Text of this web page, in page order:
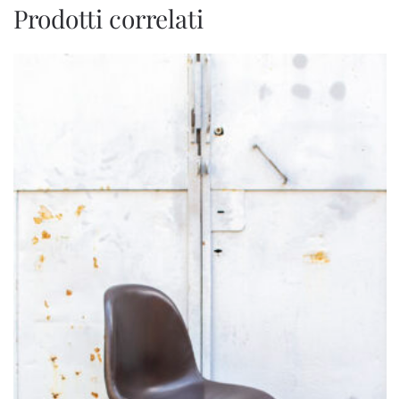
Prodotti correlati